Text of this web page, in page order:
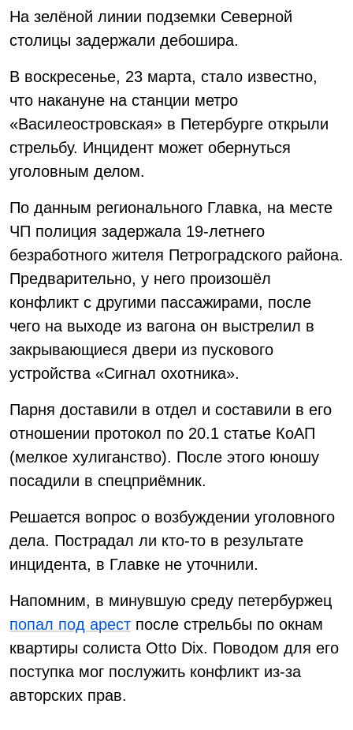
На зелёной линии подземки Северной
столицы задержали дебошира.
В воскресенье, 23 марта, стало известно,
что накануне на станции метро
«Василеостровская» в Петербурге открыли
стрельбу. Инцидент может обернуться
уголовным делом.
По данным регионального Главка, на месте
ЧП полиция задержала 19-летнего
безработного жителя Петроградского района.
Предварительно, у него произошёл
конфликт с другими пассажирами, после
чего на выходе из вагона он выстрелил в
закрывающиеся двери из пускового
устройства «Сигнал охотника».
Парня доставили в отдел и составили в его
отношении протокол по 20.1 статье КоАП
(мелкое хулиганство). После этого юношу
посадили в спецприёмник.
Решается вопрос о возбуждении уголовного
дела. Пострадал ли кто-то в результате
инцидента, в Главке не уточнили.
Напомним, в минувшую среду петербуржец
попал под арест после стрельбы по окнам
квартиры солиста Otto Dix. Поводом для его
поступка мог послужить конфликт из-за
авторских прав.